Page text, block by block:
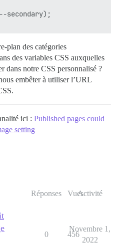
secondary);
plan des catégories
des variables CSS auxquelles
dans notre CSS personnalisé ?
embêter à utiliser l’URL
ici : Published pages could
setting
Réponses VuesActivité
0 456
Novembre 1,
2022